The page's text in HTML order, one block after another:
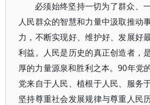
必须始终坚持一切为了群众、
人民群众的智慧和力量中汲取推动
力，不断实现好、维护好、发展好
利益。人民是历史的真正创造者，
厚的力量源泉和胜利之本。90年党
党来自于人民、植根于人民、服务
坚持尊重社会发展规律与尊重人民